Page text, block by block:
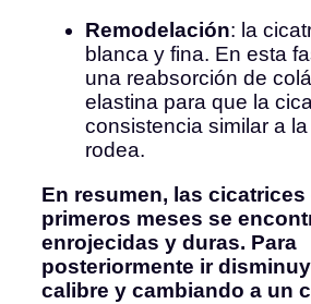
Remodelación: la
blanca y fina. En esta
una reabsorción de
elastina para que la
consistencia similar a
rodea.
En resumen, las cicatrices
primeros meses se
enrojecidas y duras. Para
posteriormente ir
calibre y cambiando a un